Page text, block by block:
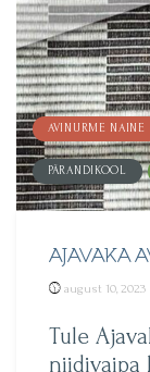
AVINURME NAINE
PÄRANDIKOOL
AJAVAKA
august 10, 2023
Tule
niidivaipa